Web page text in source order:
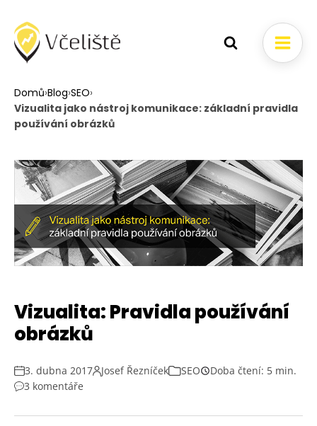
Domů›Blog›SEO›
Vizualita jako nástroj komunikace: základní pravidla
používání obrázků
Vizualita: Pravidla používání
obrázků
3. dubna 2017 Josef Řezníček SEO
Doba čtení: 5 min.
3 komentáře